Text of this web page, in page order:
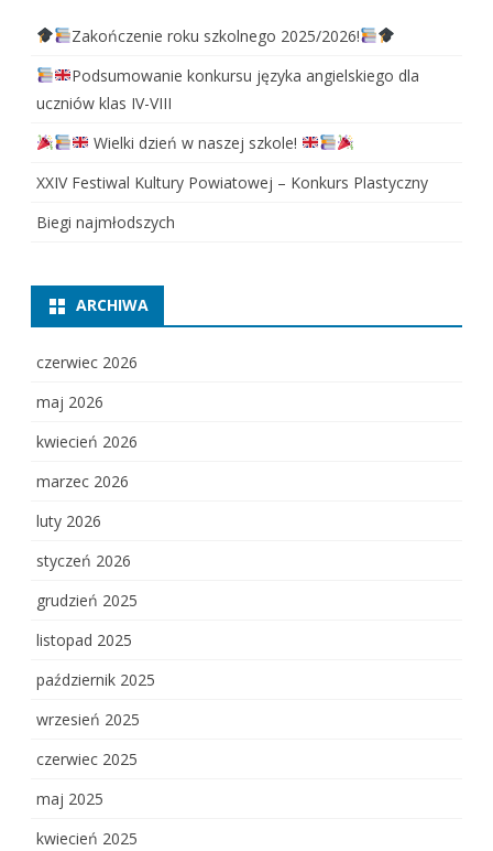
Zakończenie roku szkolnego 2025/2026!
Podsumowanie konkursu języka angielskiego dla
uczniów klas IV-VIII
Wielki dzień w naszej szkole!
XXIV Festiwal Kultury Powiatowej – Konkurs Plastyczny
Biegi najmłodszych
ARCHIWA
czerwiec 2026
maj 2026
kwiecień 2026
marzec 2026
luty 2026
styczeń 2026
grudzień 2025
listopad 2025
październik 2025
wrzesień 2025
czerwiec 2025
maj 2025
kwiecień 2025